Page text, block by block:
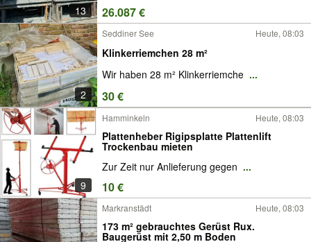
13 26.087 €
2
Seddiner See Heute, 08:03
Klinkerriemchen 28 m²
Wir haben 28 m² Klinkerriemche ...
30 €
9
Hamminkeln Heute, 08:03
Plattenheber Rigipsplatte Plattenlift
Trockenbau mieten
Zur Zeit nur Anlieferung gegen ...
10 €
Markranstädt Heute, 08:03
173 m² gebrauchtes Gerüst Rux.
Baugerüst mit 2,50 m Boden